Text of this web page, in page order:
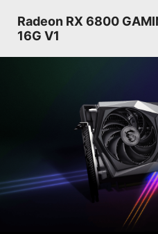
Radeon RX 6800
16G V1